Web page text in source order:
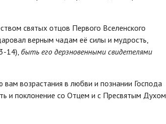
святых отцов Первого Вселенского
верным чадам её силы и мудрость,
14), быть его дерзновенными свидетелями
возрастания в любви и познании Господа
и поклонение со Отцем и с Пресвятым Духом